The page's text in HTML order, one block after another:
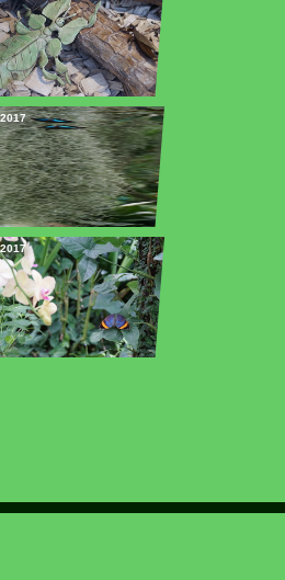
2017
2017